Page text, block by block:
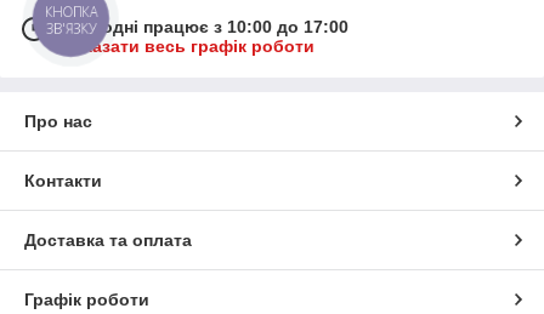
Сьогодні працює з 10:00 до 17:00
Показати весь графік роботи
Про нас
Контакти
Доставка та оплата
Графік роботи
КНОПКА
ЗВ'ЯЗКУ